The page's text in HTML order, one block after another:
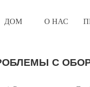
ДОМ О НАС
С